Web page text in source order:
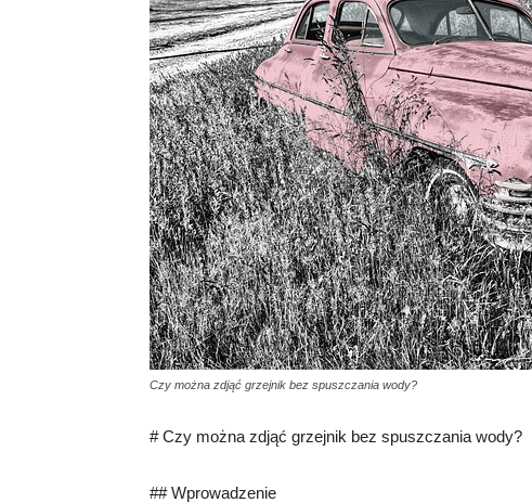
Czy można zdjąć grzejnik bez spuszczania wody?
# Czy można zdjąć grzejnik bez spuszczania wody?
## Wprowadzenie